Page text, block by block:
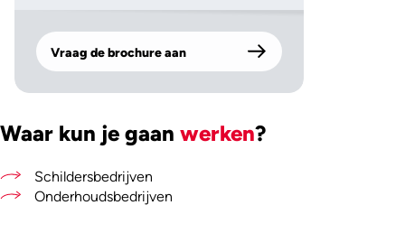
Vraag de brochure aan
Waar kun je gaan werken?
Schildersbedrijven
Onderhoudsbedrijven